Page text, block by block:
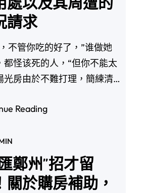
請求
不管你吃的好了，”谁做她
都怪该死的人，“但你不能太
光房由於不難打理，簡練清
Reading
鄭州”招才留
關於購房補助，